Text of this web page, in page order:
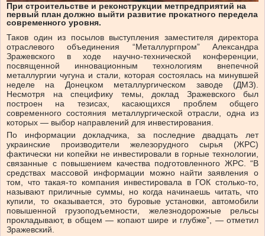
При строительстве и реконструкции метпредприятий на
первый план должно выйти развитие прокатного передела
современного уровня.
Таков один из посылов выступления заместителя директора
отраслевого объединения “Металлургпром” Александра
Зражевского в ходе научно-технической конференции,
посвященной инновационным технологиям внепечной
металлургии чугуна и стали, которая состоялась на минувшей
неделе на Донецком металлургическом заводе (ДМЗ).
Несмотря на специфику темы, доклад Зражевского был
построен на тезисах, касающихся проблем общего
современного состояния металлургической отрасли, одна из
которых — выбор направлений для инвестирования.
По информации докладчика, за последние двадцать лет
украинские производители железорудного сырья (ЖРС)
фактически ни копейки не инвестировали в горные технологии,
связанные с повышением качества подготовленного ЖРС. “В
средствах массовой информации можно найти заявления о
том, что такая-то компания инвестировала в ГОК столько-то,
называют приличные суммы, но когда начинаешь читать, что
купили, то оказывается, это буровые установки, автомобили
повышенной грузоподъемности, железнодорожные рельсы
прокладывают, в общем — копают шире и глубже”, — отметил
Зражевский.